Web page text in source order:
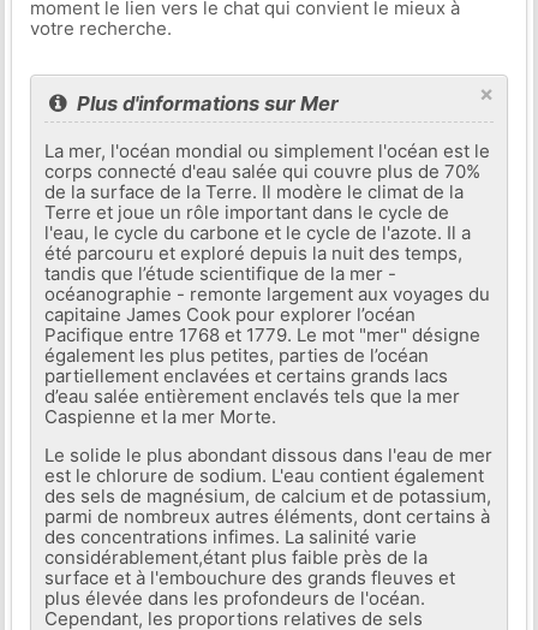
moment le lien vers le chat qui convient le mieux à
votre recherche.
×
Plus d'informations sur Mer
La mer, l'océan mondial ou simplement l'océan est le
corps connecté d'eau salée qui couvre plus de 70%
de la surface de la Terre. Il modère le climat de la
Terre et joue un rôle important dans le cycle de
l'eau, le cycle du carbone et le cycle de l'azote. Il a
été parcouru et exploré depuis la nuit des temps,
tandis que l’étude scientifique de la mer -
océanographie - remonte largement aux voyages du
capitaine James Cook pour explorer l’océan
Pacifique entre 1768 et 1779. Le mot "mer" désigne
également les plus petites, parties de l’océan
partiellement enclavées et certains grands lacs
d’eau salée entièrement enclavés tels que la mer
Caspienne et la mer Morte.
Le solide le plus abondant dissous dans l'eau de mer
est le chlorure de sodium. L'eau contient également
des sels de magnésium, de calcium et de potassium,
parmi de nombreux autres éléments, dont certains à
des concentrations infimes. La salinité varie
considérablement,étant plus faible près de la
surface et à l'embouchure des grands fleuves et
plus élevée dans les profondeurs de l'océan.
Cependant, les proportions relatives de sels